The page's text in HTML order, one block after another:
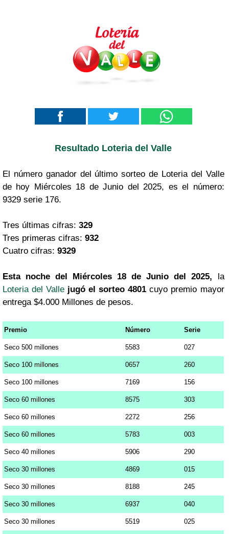
Resultado Loteria del Valle
El número ganador del último sorteo de Loteria del Valle
de hoy Miércoles 18 de Junio del 2025, es el número:
9329 serie 176.
Tres últimas cifras: 329
Tres primeras cifras: 932
Cuatro cifras: 9329
Esta noche del Miércoles 18 de Junio del 2025, la
Loteria del Valle jugó el sorteo 4801 cuyo premio mayor
entrega $4.000 Millones de pesos.
Premio Número Serie
Seco 500 millones 5583 027
Seco 100 millones 0657 260
Seco 100 millones 7169 156
Seco 60 millones 8575 303
Seco 60 millones 2272 256
Seco 60 millones 5783 003
Seco 40 millones 5906 290
Seco 30 millones 4869 015
Seco 30 millones 8188 245
Seco 30 millones 6937 040
Seco 30 millones 5519 025